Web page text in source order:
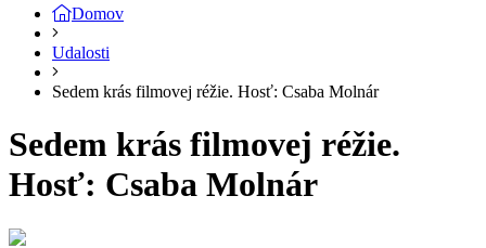
Domov
Udalosti
Sedem krás filmovej réžie. Hosť: Csaba Molnár
Sedem krás filmovej réžie.
Hosť: Csaba Molnár